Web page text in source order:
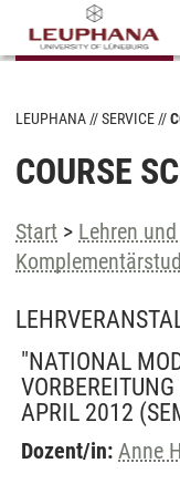
LEUPHANA SERVICE
COURSE
Start > Lehren
"NATIONAL
APRIL 2012
Dozent/in: Anne